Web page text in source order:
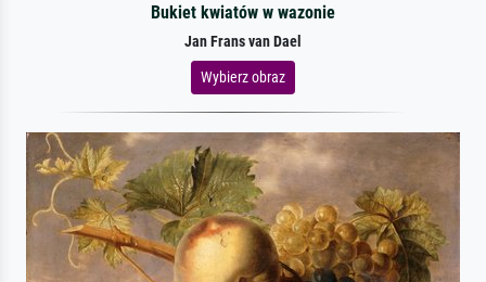
Bukiet kwiatów w wazonie
Jan Frans van Dael
Wybierz obraz